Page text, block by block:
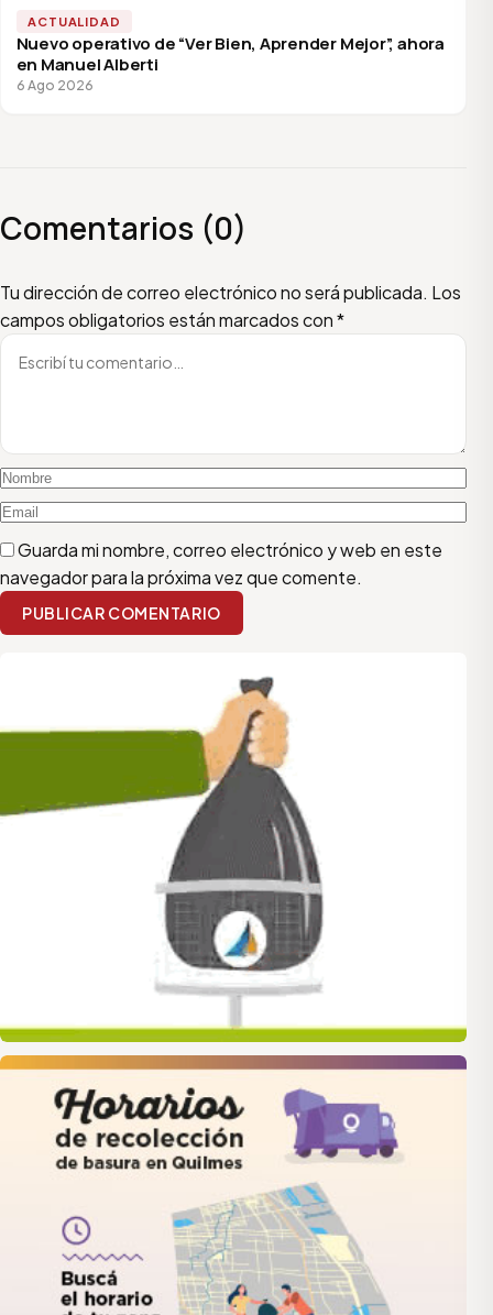
ACTUALIDAD
Nuevo operativo de “Ver Bien, Aprender Mejor”, ahora
en Manuel Alberti
6 Ago 2026
Comentarios (0)
Tu dirección de correo electrónico no será publicada. Los
campos obligatorios están marcados con*
Escribí tu comentario
Nombre
Email
Guarda mi nombre, correo electrónico y web en este
navegador para la próxima vez que comente.
PUBLICAR COMENTARIO
quilmes